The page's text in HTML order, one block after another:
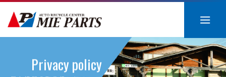
content
Privacy policy